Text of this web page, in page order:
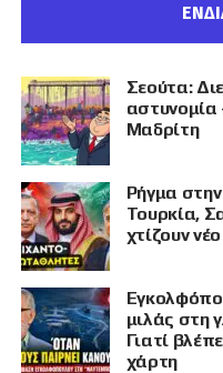
Σεούτα:
αστυνομία
Μαδρίτη
Ρήγμα
Τουρκία,
χτίζουν
μιλάς στη
Γιατί
χάρτη